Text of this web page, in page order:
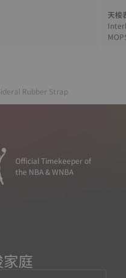
天梭
Rubber Strap
Official Timekeeper of
the NBA & WNBA
庭